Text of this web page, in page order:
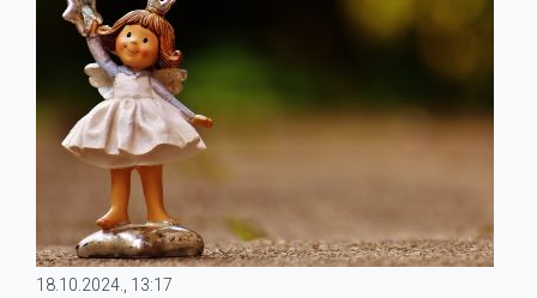
18.10.2024., 13:17